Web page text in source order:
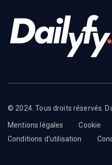
© 2024. Tous droits réservés.
Mentions légales
Cookie
Conditions d'utilisation